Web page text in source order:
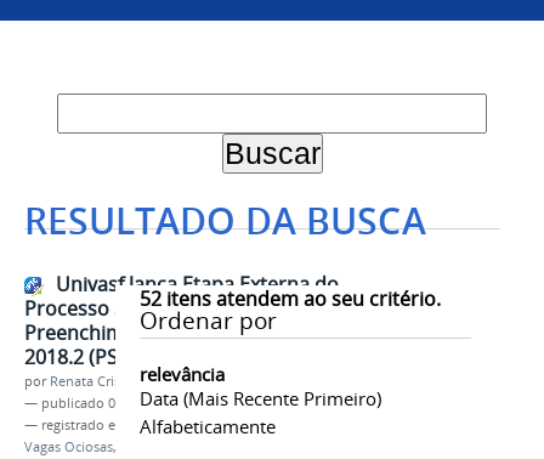
RESULTADO DA BUSCA
52itens atendem ao seu critério.
Ordenar por
relevância
Data (mais Recente Primeiro)
Alfabeticamente
Univasf lança Etapa Externa do
Processo Seletivo para
Preenchimento de Vagas Ociosas
2018.2 (PS-PVO)
por Renata Cristina de Sá Barreto Freitas
— publicado 02/07/2018
— registrado em:
PS-PVO,Transferência Externa
Vagas Ociosas,